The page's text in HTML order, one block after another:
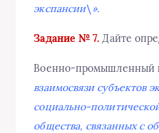
экспансии\».
Задание № 7. Дайте
Военно-промышленный
взаимосвязи субъектов
социально-
общества, связанных с